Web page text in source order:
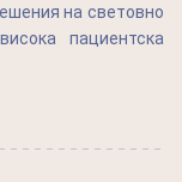
на световно
пациентска